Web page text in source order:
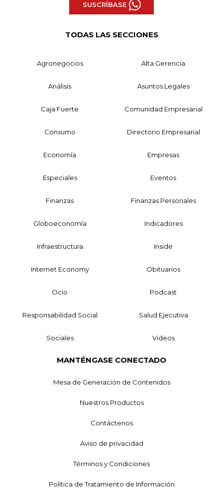
SUSCRÍBASE
TODAS LAS SECCIONES
Agronegocios Alta Gerencia
Análisis Asuntos Legales
Caja Fuerte Comunidad Empresarial
Consumo Directorio Empresarial
Economía Empresas
Especiales Eventos
Finanzas Finanzas Personales
Globoeconomía Indicadores
Infraestructura Inside
Internet Economy Obituarios
Ocio Podcast
Responsabilidad Social Salud Ejecutiva
Sociales Videos
MANTÉNGASE CONECTADO
Mesa de Generación de Contenidos
Nuestros Productos
Contáctenos
Aviso de privacidad
Términos y Condiciones
Política de Tratamiento de Información